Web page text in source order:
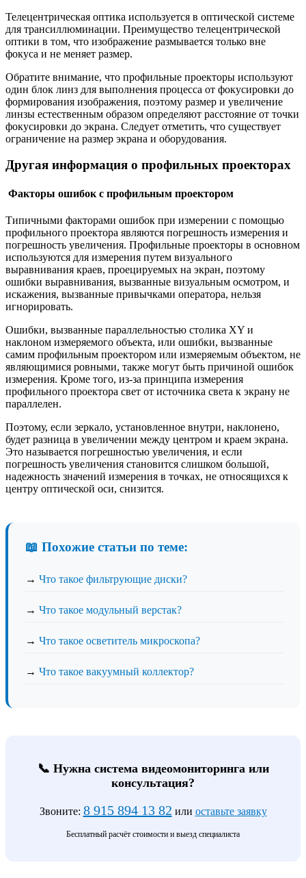
Телецентрическая оптика используется в оптической системе
для трансиллюминации. Преимущество телецентрической
оптики в том, что изображение размывается только вне
фокуса и не меняет размер.
Обратите внимание, что профильные проекторы используют
один блок линз для выполнения процесса от фокусировки до
формирования изображения, поэтому размер и увеличение
линзы естественным образом определяют расстояние от точки
фокусировки до экрана. Следует отметить, что существует
ограничение на размер экрана и оборудования.
Другая информация о профильных проекторах
Факторы ошибок с профильным проектором
Типичными факторами ошибок при измерении с помощью
профильного проектора являются погрешность измерения и
погрешность увеличения. Профильные проекторы в основном
используются для измерения путем визуального
выравнивания краев, проецируемых на экран, поэтому
ошибки выравнивания, вызванные визуальным осмотром, и
искажения, вызванные привычками оператора, нельзя
игнорировать.
Ошибки, вызванные параллельностью столика XY и
наклоном измеряемого объекта, или ошибки, вызванные
самим профильным проектором или измеряемым объектом, не
являющимися ровными, также могут быть причиной ошибок
измерения. Кроме того, из-за принципа измерения
профильного проектора свет от источника света к экрану не
параллелен.
Поэтому, если зеркало, установленное внутри, наклонено,
будет разница в увеличении между центром и краем экрана.
Это называется погрешностью увеличения, и если
погрешность увеличения становится слишком большой,
надежность значений измерения в точках, не относящихся к
центру оптической оси, снизится.
📖 Похожие статьи по теме:
→ Что такое фильтрующие диски?
→ Что такое модульный верстак?
→ Что такое осветитель микроскопа?
→ Что такое вакуумный коллектор?
📞 Нужна система видеомониторинга или
консультация?
Звоните: 8 915 894 13 82 или оставьте заявку
Бесплатный расчёт стоимости и выезд специалиста